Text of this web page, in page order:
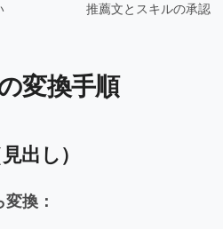
推薦文とスキルの承認
変換手順
出し）
換：